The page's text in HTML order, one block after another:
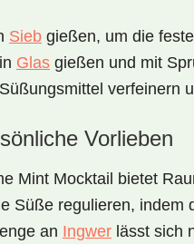
Sieb gießen, um die
Glas gießen und mit
verfeinern
Vorlieben
Mint Mocktail bietet
Süße regulieren, indem
an Ingwer lässt sich